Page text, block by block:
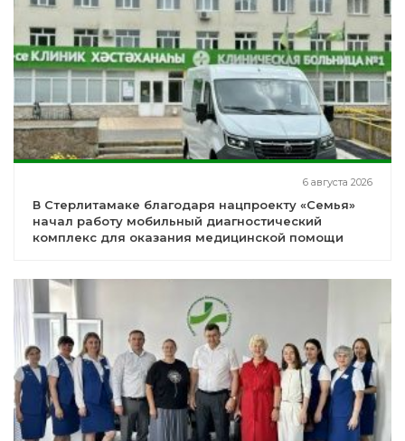
6 августа 2026
В Стерлитамаке благодаря нацпроекту «Семья»
начал работу мобильный диагностический
комплекс для оказания медицинской помощи